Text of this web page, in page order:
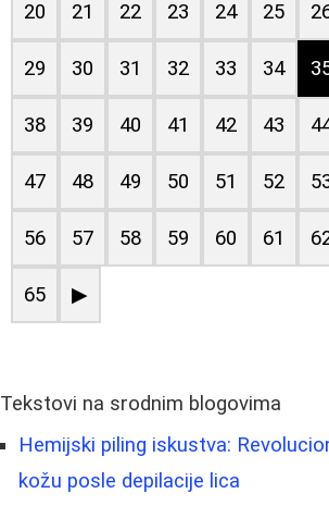
20 21 22 23 24 25
29 30 31 32 33 34
38 39 40 41 42 43
47 48 49 50 51 52
56 57 58 59 60 61
65 ▶
Tekstovi na srodnim blogovima
Hemijski piling iskustva:
kožu posle depilacije lica